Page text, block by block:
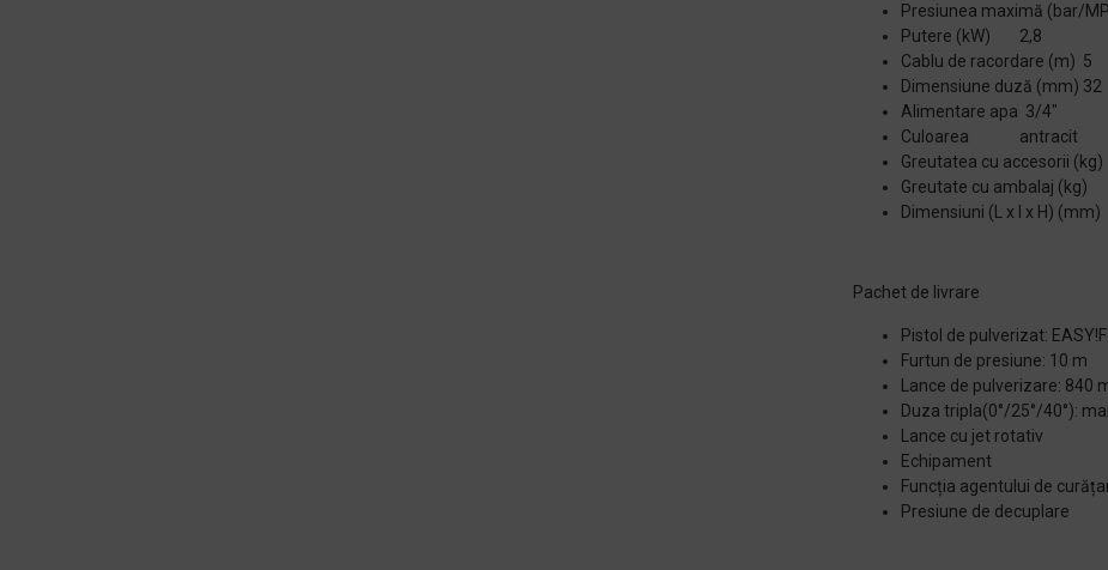
Presiunea maximă (bar/
Putere (kW) 2,8
Cablu de racordare (m) 5
Dimensiune duză (mm) 32
Alimentare apa 3/4″
Culoarea antracit
Greutatea cu accesorii
Greutate cu ambalaj
Dimensiuni (L x l x H)
Pachet de livrare
Pistol de pulverizat:
Furtun de presiune: 10 m
Lance de pulverizare: 840
Duza tripla(0°/25°/40°):
Lance cu jet rotativ
Echipament
Funcția agentului de
Presiune de decuplare